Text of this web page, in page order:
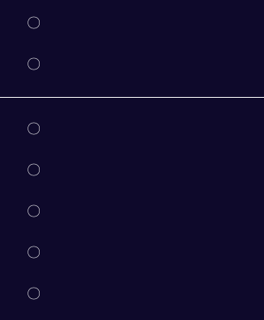
　〇
　〇
　〇
　〇
　〇
　〇
　〇